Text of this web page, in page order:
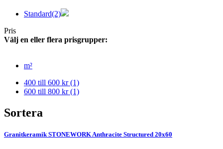
Standard(2)
Pris
Välj en eller flera prisgrupper:
m²
400 till 600 kr(1)
600 till 800 kr(1)
Sortera
Granitkeramik STONEWORK Anthracite Structured 20x60